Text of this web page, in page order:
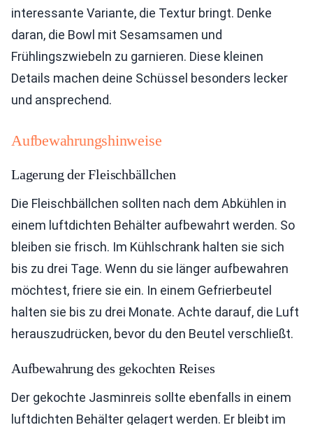
interessante Variante, die Textur bringt. Denke
daran, die Bowl mit Sesamsamen und
Frühlingszwiebeln zu garnieren. Diese kleinen
Details machen deine Schüssel besonders lecker
und ansprechend.
Aufbewahrungshinweise
Lagerung der Fleischbällchen
Die Fleischbällchen sollten nach dem Abkühlen in
einem luftdichten Behälter aufbewahrt werden. So
bleiben sie frisch. Im Kühlschrank halten sie sich
bis zu drei Tage. Wenn du sie länger aufbewahren
möchtest, friere sie ein. In einem Gefrierbeutel
halten sie bis zu drei Monate. Achte darauf, die Luft
herauszudrücken, bevor du den Beutel verschließt.
Aufbewahrung des gekochten Reises
Der gekochte Jasminreis sollte ebenfalls in einem
luftdichten Behälter gelagert werden. Er bleibt im